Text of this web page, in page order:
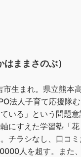
ままさのぶ）
生まれ。県立熊本
法人子育て応援隊
いる」という問題
軸にすえた学習塾「
チラシなし、口コ
人を超す。また